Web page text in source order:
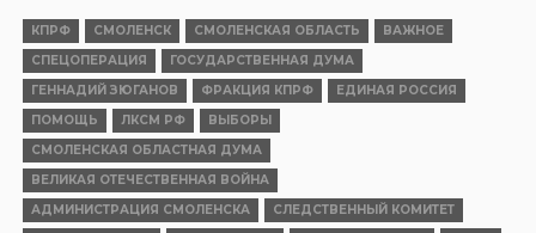
КПРФ СМОЛЕНСК СМОЛЕНСКАЯ ОБЛАСТЬ
ВАЖНОЕ
СПЕЦОПЕРАЦИЯ
ГОСУДАРСТВЕННАЯ ДУМА
ГЕННАДИЙ ЗЮГАНОВ
ФРАКЦИЯ КПРФ
ЕДИНАЯ РОССИЯ
ПОМОЩЬ
ЛКСМ РФ
ВЫБОРЫ
СМОЛЕНСКАЯ ОБЛАСТНАЯ ДУМА
ВЕЛИКАЯ ОТЕЧЕСТВЕННАЯ ВОЙНА
АДМИНИСТРАЦИЯ СМОЛЕНСКА
СЛЕДСТВЕННЫЙ КОМИТЕТ